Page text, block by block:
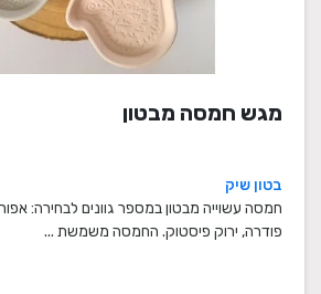
מגש חמסה מבטון
בטון שיק
חמסה עשוייה מבטון במספר גוונים לבחירה: אפור
פודרה, ירוק פיסטוק. החמסה משמשת ...